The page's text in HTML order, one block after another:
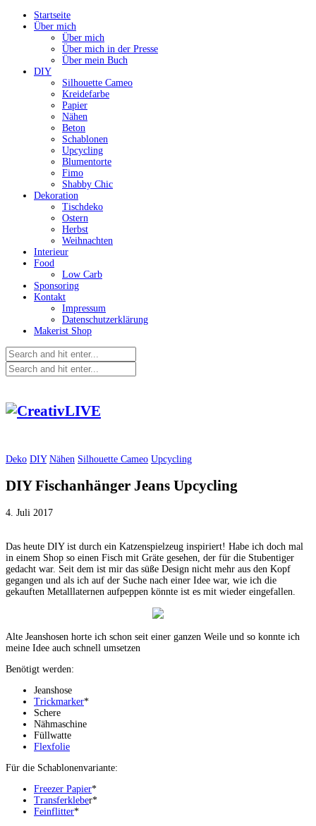
Startseite
Über mich
Über mich
Über mich in der Presse
Über mein Buch
DIY
Silhouette Cameo
Kreidefarbe
Papier
Nähen
Beton
Schablonen
Upcycling
Blumentorte
Fimo
Shabby Chic
Dekoration
Tischdeko
Ostern
Herbst
Weihnachten
Interieur
Food
Low Carb
Sponsoring
Kontakt
Impressum
Datenschutzerklärung
Makerist Shop
Deko DIY Nähen Silhouette Cameo Upcycling
DIY Fischanhänger Jeans Upcycling
4. Juli 2017
Das heute DIY ist durch ein Katzenspielzeug inspiriert! Habe ich doch mal
in einem Shop so einen Fisch mit Gräte gesehen, der für die Stubentiger
gedacht war. Seit dem ist mir das süße Design nicht mehr aus den Kopf
gegangen und als ich auf der Suche nach einer Idee war, wie ich die
gekauften Metalllaternen aufpeppen könnte ist es mit wieder eingefallen.
Alte Jeanshosen horte ich schon seit einer ganzen Weile und so konnte ich
meine Idee auch schnell umsetzen
Benötigt werden:
Jeanshose
Trickmarker*
Schere
Nähmaschine
Füllwatte
Flexfolie
Für die Schablonenvariante:
Freezer Papier*
Transferkleber*
Feinflitter*